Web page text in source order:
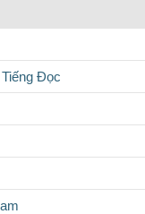
Đọc